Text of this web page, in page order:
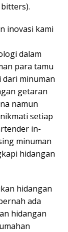
inovasi kami
dalam
para tamu
dari minuman
getaran
namun
setiap
in-
minuman
hidangan
hidangan
ada
hidangan